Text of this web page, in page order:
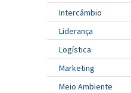
Intercâmbio
Liderança
Logística
Marketing
Meio Ambiente